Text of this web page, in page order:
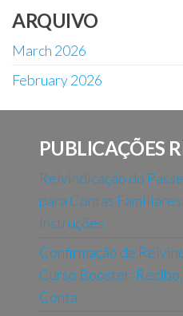
ARQUIVO
March 2026
February 2026
PUBLICAÇÕES
Reivindicação do
para Contas
Instruções
Confirmação de
Curso Booster:
Conta